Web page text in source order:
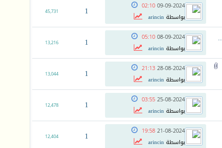
09-09-2024
02:10
بواسطةarincin
1
45,731
08-09-2024
05:10
بواسطةarincin
1
13,216
28-08-2024
21:13
بواسطةarincin
1
13,044
25-08-2024
03:55
بواسطةarincin
1
12,478
21-08-2024
19:58
بواسطةarincin
1
12,404